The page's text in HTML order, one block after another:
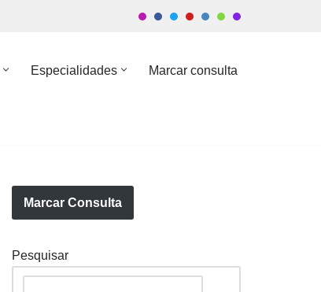
Especialidades Marcar consulta
Marcar Consulta
Pesquisar